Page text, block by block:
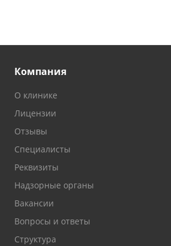
Компания
О клинике
Лицензии
Отзывы
Специалисты
Реквизиты
Надзорные органы
Вакансии
Вопросы и ответы
Структура